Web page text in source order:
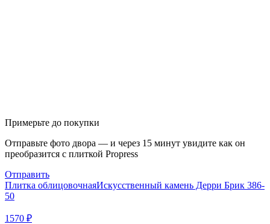
Примерьте до покупки
Отправьте фото двора — и через 15 минут увидите как он
преобразится с плиткой Propress
Отправить
Плитка облицовочнаяИскусственный камень Дерри Брик 386-
50
1570 ₽